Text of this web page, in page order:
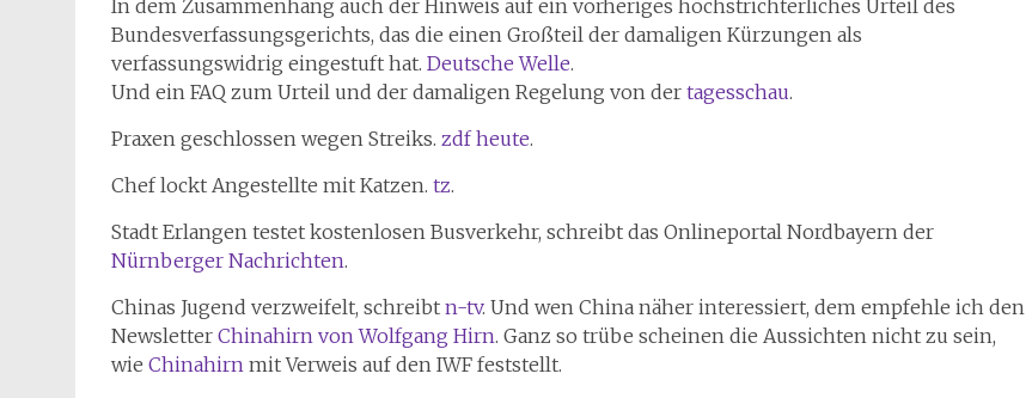
In dem Zusammenhang auch der Hinweis auf ein vorheriges höchstrichterliches Urteil des
Bundesverfassungsgerichts, das die einen Großteil der damaligen Kürzungen als
verfassungswidrig eingestuft hat. Deutsche Welle.
Und ein FAQ zum Urteil und der damaligen Regelung von der tagesschau.
Praxen geschlossen wegen Streiks. zdf heute.
Chef lockt Angestellte mit Katzen. tz.
Stadt Erlangen testet kostenlosen Busverkehr, schreibt das Onlineportal Nordbayern der
Nürnberger Nachrichten.
Chinas Jugend verzweifelt, schreibt n-tv. Und wen China näher interessiert, dem empfehle ich den
Newsletter Chinahirn von Wolfgang Hirn. Ganz so trübe scheinen die Aussichten nicht zu sein,
wie Chinahirn mit Verweis auf den IWF feststellt.